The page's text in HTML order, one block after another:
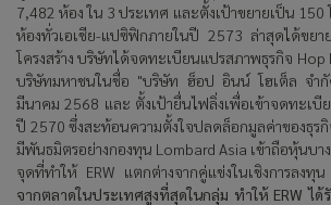
7,482ห้อง ใน 3ประเทศ และตั้งเป้าขยายเป็น 150
ห้องทั่วเอเชีย-แปซิฟิกภายในปี 2573ล่าสุดได้ขยา
โครงสร้าง บริษัทได้จดทะเบียนแปรสภาพธุรกิจ Hop
บริษัทมหาชนในชื่อ "บริษัท ฮ็อป อินน์ โฮเต็ล จำ
มีนาคม2568 และ ตั้งเป้ายื่นไฟลิ่งเพื่อเข้าจดทะเ
ปี 2570ซึ่งสะท้อนความตั้งใจปลดล็อกมูลค่าของธุร
มีพันธมิตรอย่างกองทุน Lombard Asia เข้าถือหุ้นบา
จุดที่ทำให้ ERW แตกต่างจากคู่แข่งในเชิงการลงทุ
จากตลาดในประเทศสูงที่สุดในกลุ่ม ทำให้ ERWได้